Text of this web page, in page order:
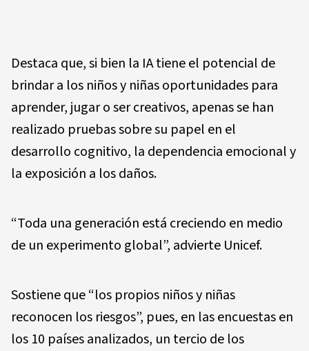
Destaca que, si bien la IA tiene el potencial de
brindar a los niños y niñas oportunidades para
aprender, jugar o ser creativos, apenas se han
realizado pruebas sobre su papel en el
desarrollo cognitivo, la dependencia emocional y
la exposición a los daños.
“Toda una generación está creciendo en medio
de un experimento global”, advierte Unicef.
Sostiene que “los propios niños y niñas
reconocen los riesgos”, pues, en las encuestas en
los 10 países analizados, un tercio de los